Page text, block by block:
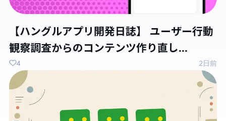
【ハングルアプリ開発日誌】 ユーザー行動
観察調査からのコンテンツ作り直し...
2日前
4